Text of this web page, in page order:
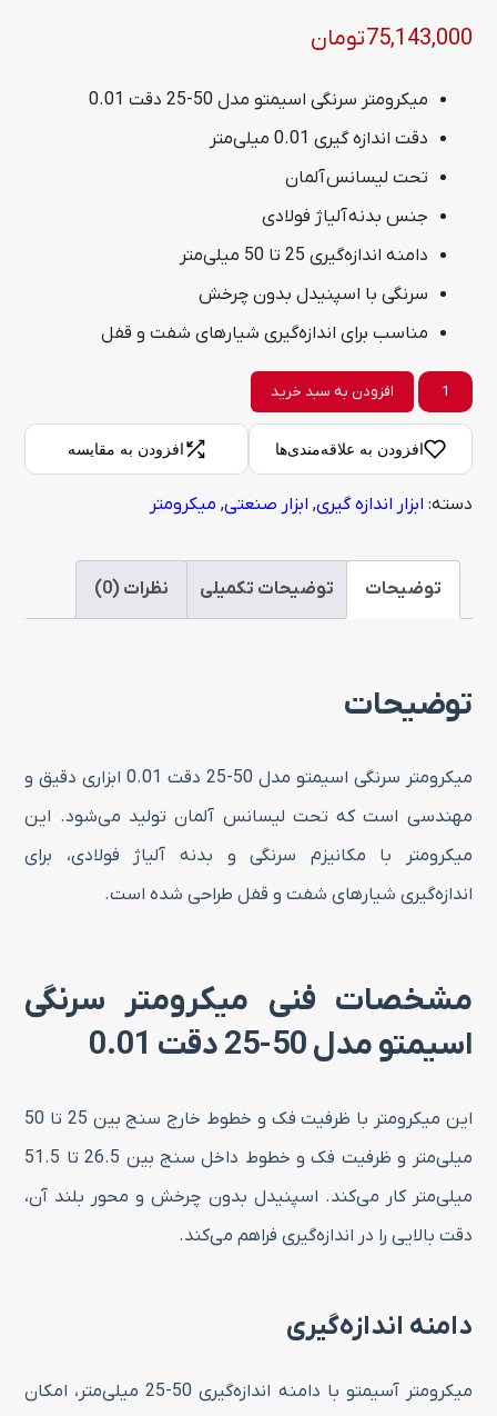
75,143,000تومان
میکرومتر سرنگی اسیمتو مدل 50-25 دقت 0.01
دقت اندازه گیری 0.01 میلی‌متر
تحت لیسانس آلمان
جنس بدنه آلیاژ فولادی
دامنه اندازه‌گیری 25 تا 50 میلی‌متر
سرنگی با اسپنیدل بدون چرخش
مناسب برای اندازه‌گیری شیارهای شفت و قفل
میکرومتر
سرنگی
اسیمتو
مدل
دقت
عدد
افزودن به سبد خرید
افزودن به علاقه‌مندی‌ها افزودن به مقایسه
دسته: ابزار اندازه گیری, ابزار صنعتی, میکرومتر
توضیحات توضیحات تکمیلی نظرات (0)
توضیحات
میکرومتر سرنگی اسیمتو مدل 50-25 دقت 0.01 ابزاری دقیق و
مهندسی است که تحت لیسانس آلمان تولید می‌شود. این
میکرومتر با مکانیزم سرنگی و بدنه آلیاژ فولادی، برای
اندازه‌گیری شیارهای شفت و قفل طراحی شده است.
مشخصات فنی میکرومتر سرنگی
اسیمتو مدل 50-25 دقت 0.01
این میکرومتر با ظرفیت فک و خطوط خارج سنج بین 25 تا 50
میلی‌متر و ظرفیت فک و خطوط داخل سنج بین 26.5 تا 51.5
میلی‌متر کار می‌کند. اسپنیدل بدون چرخش و محور بلند آن،
دقت بالایی را در اندازه‌گیری فراهم می‌کند.
دامنه اندازه‌گیری
میکرومتر آسیمتو با دامنه اندازه‌گیری 50-25 میلی‌متر، امکان